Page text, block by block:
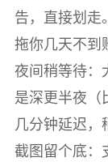
告，直接划走
拖你几天不到
夜间稍等待：
是深更半夜（
几分钟延迟，
截图留个底：